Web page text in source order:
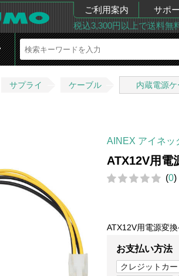
ご利用案内 サポ
税込3,300円以上で送料無
サプライ ケーブル 内蔵電源
AINEX アイネッ
ATX12V用
(0)
ATX12V用電源変
お支払い方法
クレジットカー